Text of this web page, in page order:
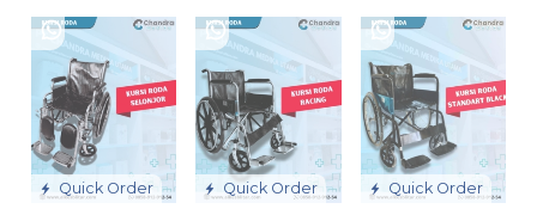
Quick Order Quick Order Quick Order